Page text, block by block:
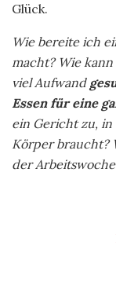
Glück.
Wie bereite ich
macht? Wie
viel Aufwand
Essen für eine
ein Gericht zu, in
Körper braucht?
der